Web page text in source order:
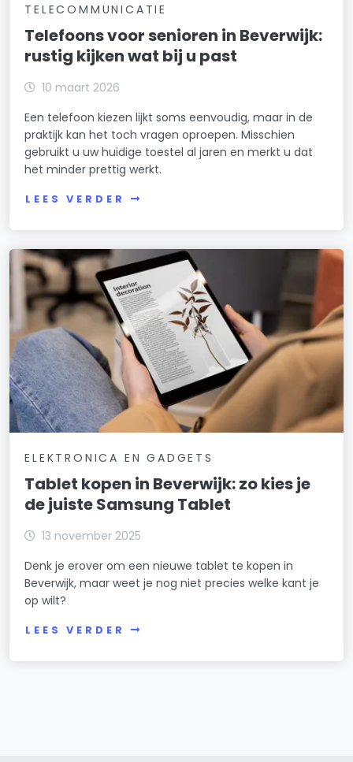
TELECOMMUNICATIE
Telefoons voor senioren in Beverwijk:
rustig kijken wat bij u past
10 maart 2026
Een telefoon kiezen lijkt soms eenvoudig, maar in de
praktijk kan het toch vragen oproepen. Misschien
gebruikt u uw huidige toestel al jaren en merkt u dat
het minder prettig werkt.
LEES VERDER
ELEKTRONICA EN GADGETS
Tablet kopen in Beverwijk: zo kies je
de juiste Samsung Tablet
13 november 2025
Denk je erover om een nieuwe tablet te kopen in
Beverwijk, maar weet je nog niet precies welke kant je
op wilt?
LEES VERDER